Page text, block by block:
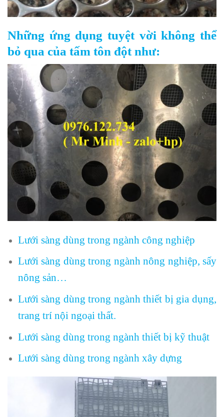
Những ứng dụng tuyệt vời không thể
bỏ qua của tấm tôn đột như:
Lưới sàng dùng trong ngành công nghiệp
Lưới sàng dùng trong ngành nông nghiệp, sấy
nông sản…
Lưới sàng dùng trong ngành thiết bị gia dụng,
trang trí nội ngoại thất.
Lưới sàng dùng trong ngành thiết bị kỹ thuật
Lưới sàng dùng trong ngành xây dựng